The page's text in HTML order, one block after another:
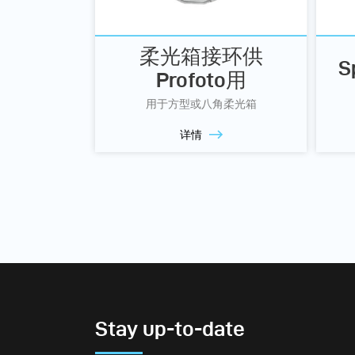
柔光箱接环供
Profoto用
用于方型或八角柔光箱
详情
Stay up-to-date